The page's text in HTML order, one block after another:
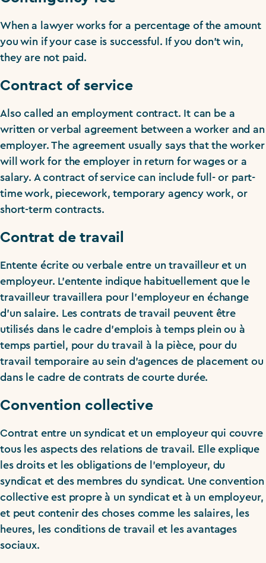
When a lawyer works for a percentage of the amount
you win if your case is successful. If you don’t win,
they are not paid.
Contract of service
Also called an employment contract. It can be a
written or verbal agreement between a worker and an
employer. The agreement usually says that the worker
will work for the employer in return for wages or a
salary. A contract of service can include full- or part-
time work, piecework, temporary agency work, or
short-term contracts.
Contrat de travail
Entente écrite ou verbale entre un travailleur et un
employeur. L’entente indique habituellement que le
travailleur travaillera pour l’employeur en échange
d’un salaire. Les contrats de travail peuvent être
utilisés dans le cadre d’emplois à temps plein ou à
temps partiel, pour du travail à la pièce, pour du
travail temporaire au sein d’agences de placement ou
dans le cadre de contrats de courte durée.
Convention collective
Contrat entre un syndicat et un employeur qui couvre
tous les aspects des relations de travail. Elle explique
les droits et les obligations de l’employeur, du
syndicat et des membres du syndicat. Une convention
collective est propre à un syndicat et à un employeur,
et peut contenir des choses comme les salaires, les
heures, les conditions de travail et les avantages
sociaux.